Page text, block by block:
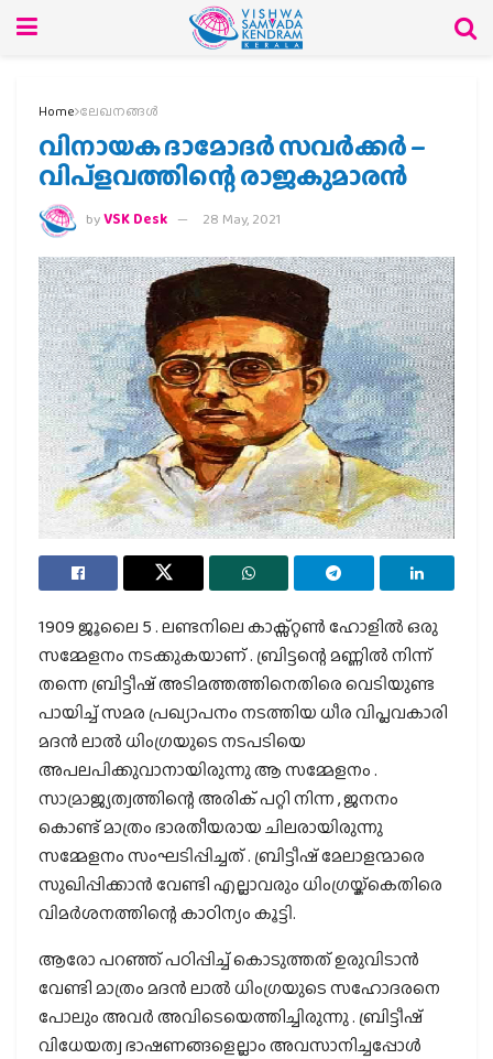
Home ലേഖനങ്ങള്‍
വിനായക ദാമോദർ സവർക്കർ –
വിപ്ളവത്തിന്റെ രാജകുമാരൻ
byVSK Desk 28 May, 2021
1909 ജൂലൈ 5 . ലണ്ടനിലെ കാക്സ്റ്റൺ ഹോളിൽ ഒരു
സമ്മേളനം നടക്കുകയാണ് . ബ്രിട്ടന്റെ മണ്ണിൽ നിന്ന്
തന്നെ ബ്രിട്ടീഷ് അടിമത്തത്തിനെതിരെ വെടിയുണ്ട
പായിച്ച് സമര പ്രഖ്യാപനം നടത്തിയ ധീര വിപ്ലവകാരി
മദൻ ലാൽ ധിംഗ്രയുടെ നടപടിയെ
അപലപിക്കുവാനായിരുന്നു ആ സമ്മേളനം .
സാമ്രാജ്യത്വത്തിന്റെ അരിക് പറ്റി നിന്ന , ജനനം
കൊണ്ട് മാത്രം ഭാരതീയരായ ചിലരായിരുന്നു
സമ്മേളനം സംഘടിപ്പിച്ചത് . ബ്രിട്ടീഷ് മേലാളന്മാരെ
സുഖിപ്പിക്കാൻ വേണ്ടി എല്ലാവരും ധിംഗ്രയ്ക്കെതിരെ
വിമർശനത്തിന്റെ കാഠിന്യം കൂട്ടി.
ആരോ പറഞ്ഞ് പഠിപ്പിച്ച് കൊടുത്തത് ഉരുവിടാൻ
വേണ്ടി മാത്രം മദൻ ലാൽ ധിംഗ്രയുടെ സഹോദരനെ
പോലും അവർ അവിടെയെത്തിച്ചിരുന്നു . ബ്രിട്ടീഷ്
വിധേയത്വ ഭാഷണങ്ങളെല്ലാം അവസാനിച്ചപ്പോൾ